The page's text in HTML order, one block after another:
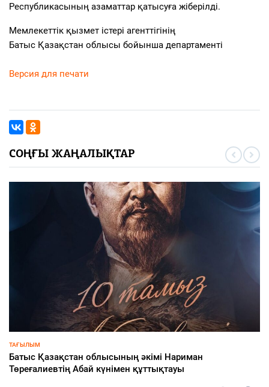
Республикасының азаматтар қатысуға жіберілді.
Мемлекеттік қызмет істері агенттігінің
Батыс Қазақстан облысы бойынша департаменті
Версия для печати
СОҢҒЫ ЖАҢАЛЫҚТАР
ИНФРАҚҰРЫЛЫМ
Жылу желісінің жаңаруы – тұрғындар игілігіне